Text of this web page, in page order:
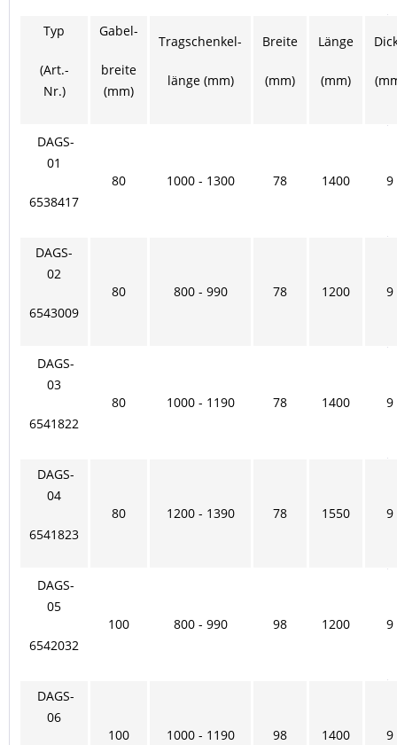
Typ
(Art.-
Nr.)
Gabel-
breite
(mm)
Tragschenkel-
länge (mm)
Breite
(mm)
Länge
(mm)
DAGS-
01
6538417
80 1000 - 1300 78 1400 9
DAGS-
02
6543009
80 800 - 990 78 1200 9
DAGS-
03
6541822
80 1000 - 1190 78 1400 9
DAGS-
04
6541823
80 1200 - 1390 78 1550 9
DAGS-
05
6542032
100 800 - 990 98 1200 9
DAGS-
06
100 1000 - 1190 98 1400 9